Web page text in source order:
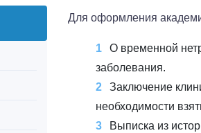
Для оформления
О временной
заболевания.
Заключение
необходимости
Выписка из